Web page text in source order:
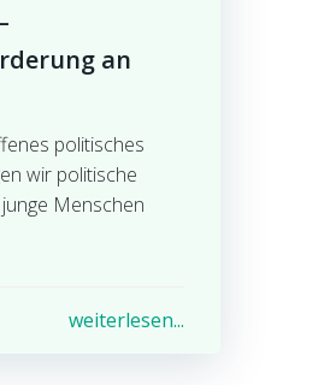
an
politisches
wir politische
Menschen
weiterlesen...